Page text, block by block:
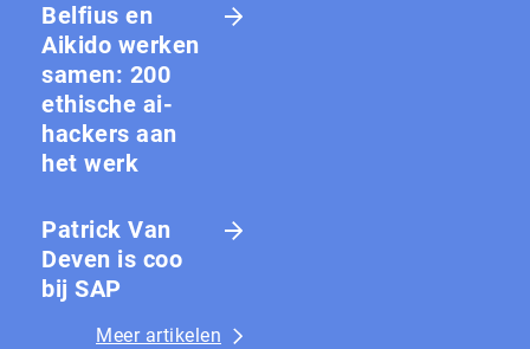
Belfius en
Aikido werken
samen: 200
ethische ai-
hackers aan
het werk
Patrick Van
Deven is coo
bij SAP
Meer artikelen